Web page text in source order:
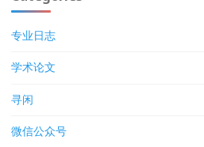
专业日志
学术论文
寻闲
微信公众号